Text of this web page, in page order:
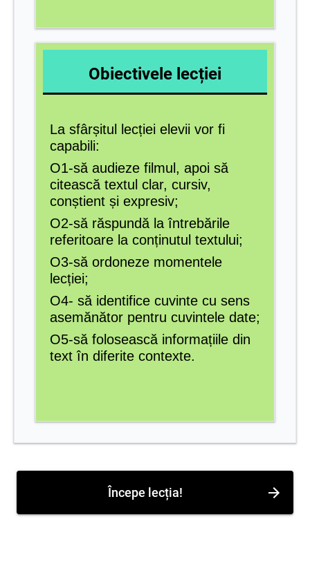
Obiectivele lecției
La sfârșitul lecției elevii vor fi
capabili:
O1-să audieze filmul, apoi să
citească textul clar, cursiv,
conștient și expresiv;
O2-să răspundă la întrebările
referitoare la conținutul textului;
O3-să ordoneze momentele
lecției;
O4- să identifice cuvinte cu sens
asemănător pentru cuvintele date;
O5-să folosească informațiile din
text în diferite contexte.
Începe lecția!